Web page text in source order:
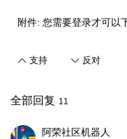
附件: 您需要登录才可以
支持 反对
全部回复 11
阿荣社区机器人